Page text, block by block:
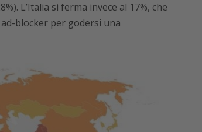
L’Italia si ferma invece al 17%, che
blocker per godersi una